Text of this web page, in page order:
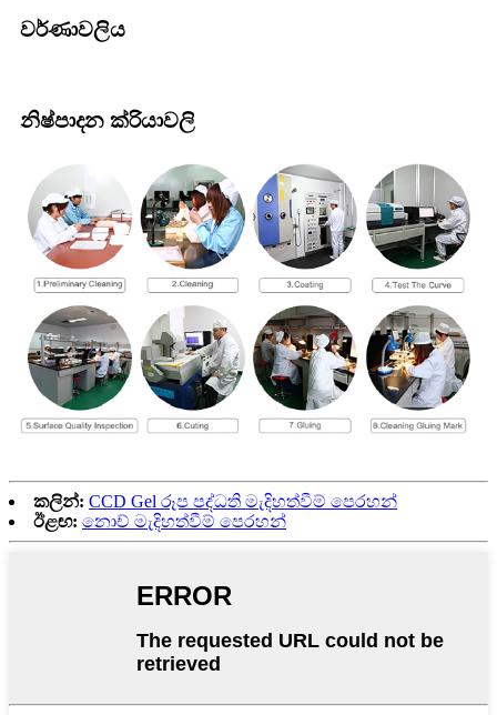
වර්ණාවලිය
නිෂ්පාදන ක්රියාවලි
කලින්: CCD Gel රූප පද්ධති මැදිහත්වීම් පෙරහන්
ඊළඟ: නොච් මැදිහත්වීම් පෙරහන්